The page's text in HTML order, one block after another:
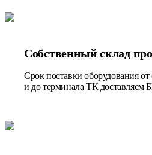
Собственный склад
Срок поставки оборудования
и до терминала ТК